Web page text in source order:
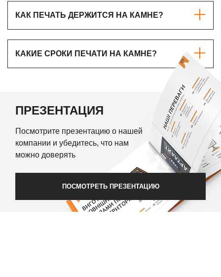
КАК ПЕЧАТЬ ДЕРЖИТСЯ НА КАМНЕ?
КАКИЕ СРОКИ ПЕЧАТИ НА КАМНЕ?
ПРЕЗЕНТАЦИЯ
Посмотрите презентацию о нашей
компании и убедитесь, что нам
можно доверять
ПОСМОТРЕТЬ ПРЕЗЕНТАЦИЮ